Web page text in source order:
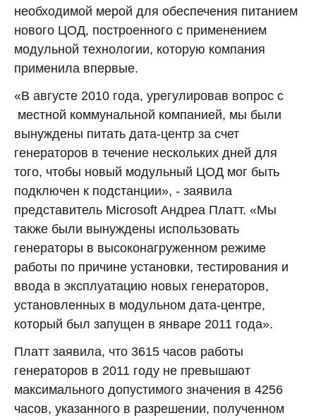
необходимой мерой для обеспечения питанием
нового ЦОД, построенного с применением
модульной технологии, которую компания
применила впервые.
«В августе 2010 года, урегулировав вопрос с
местной коммунальной компанией, мы были
вынуждены питать дата-центр за счет
генераторов в течение нескольких дней для
того, чтобы новый модульный ЦОД мог быть
подключен к подстанции», - заявила
представитель Microsoft Андреа Платт. «Мы
также были вынуждены использовать
генераторы в высоконагруженном режиме
работы по причине установки, тестирования и
ввода в эксплуатацию новых генераторов,
установленных в модульном дата-центре,
который был запущен в январе 2011 года».
Платт заявила, что 3615 часов работы
генераторов в 2011 году не превышают
максимального допустимого значения в 4256
часов, указанного в разрешении, полученном